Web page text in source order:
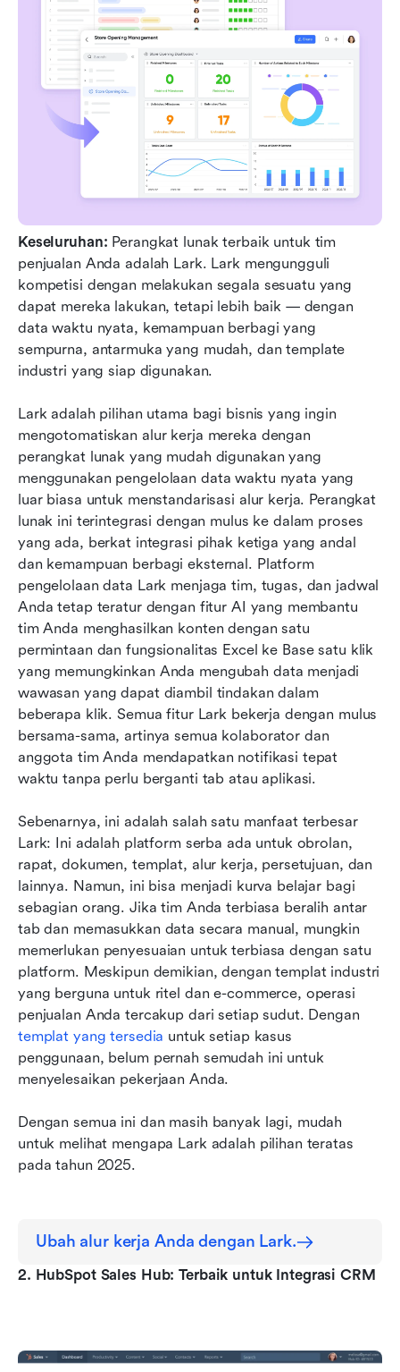
Keseluruhan: Perangkat lunak terbaik untuk tim
penjualan Anda adalah Lark. Lark mengungguli
kompetisi dengan melakukan segala sesuatu yang
dapat mereka lakukan, tetapi lebih baik — dengan
data waktu nyata, kemampuan berbagi yang
sempurna, antarmuka yang mudah, dan template
industri yang siap digunakan.
Lark adalah pilihan utama bagi bisnis yang ingin
mengotomatiskan alur kerja mereka dengan
perangkat lunak yang mudah digunakan yang
menggunakan pengelolaan data waktu nyata yang
luar biasa untuk menstandarisasi alur kerja. Perangkat
lunak ini terintegrasi dengan mulus ke dalam proses
yang ada, berkat integrasi pihak ketiga yang andal
dan kemampuan berbagi eksternal. Platform
pengelolaan data Lark menjaga tim, tugas, dan jadwal
Anda tetap teratur dengan fitur AI yang membantu
tim Anda menghasilkan konten dengan satu
permintaan dan fungsionalitas Excel ke Base satu klik
yang memungkinkan Anda mengubah data menjadi
wawasan yang dapat diambil tindakan dalam
beberapa klik. Semua fitur Lark bekerja dengan mulus
bersama-sama, artinya semua kolaborator dan
anggota tim Anda mendapatkan notifikasi tepat
waktu tanpa perlu berganti tab atau aplikasi.
Sebenarnya, ini adalah salah satu manfaat terbesar
Lark: Ini adalah platform serba ada untuk obrolan,
rapat, dokumen, templat, alur kerja, persetujuan, dan
lainnya. Namun, ini bisa menjadi kurva belajar bagi
sebagian orang. Jika tim Anda terbiasa beralih antar
tab dan memasukkan data secara manual, mungkin
memerlukan penyesuaian untuk terbiasa dengan satu
platform. Meskipun demikian, dengan templat industri
yang berguna untuk ritel dan e-commerce, operasi
templat yang tersedia untuk setiap kasus
penggunaan, belum pernah semudah ini untuk
menyelesaikan pekerjaan Anda.
Dengan semua ini dan masih banyak lagi, mudah
untuk melihat mengapa Lark adalah pilihan teratas
pada tahun 2025.
Ubah alur kerja Anda dengan Lark.
2. HubSpot Sales Hub: Terbaik untuk Integrasi CRM